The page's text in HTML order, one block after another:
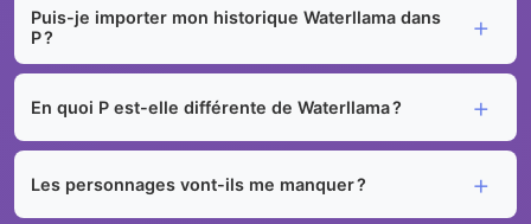
Puis-je importer mon historique Waterllama dans
P ?
En quoi P est-elle différente de Waterllama ?
Les personnages vont-ils me manquer ?